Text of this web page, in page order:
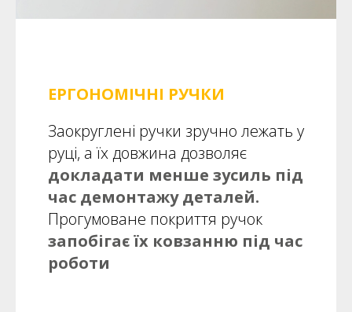
ЕРГОНОМІЧНІ РУЧКИ
Заокруглені ручки зручно лежать у
руці, а їх довжина дозволяє
докладати менше зусиль під
час демонтажу деталей.
Прогумоване покриття ручок
запобігає їх ковзанню під час
роботи